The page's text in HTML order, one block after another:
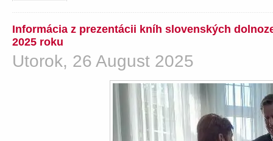
Informácia z prezentácii kníh slovenských
2025 roku
Utorok, 26 August 2025